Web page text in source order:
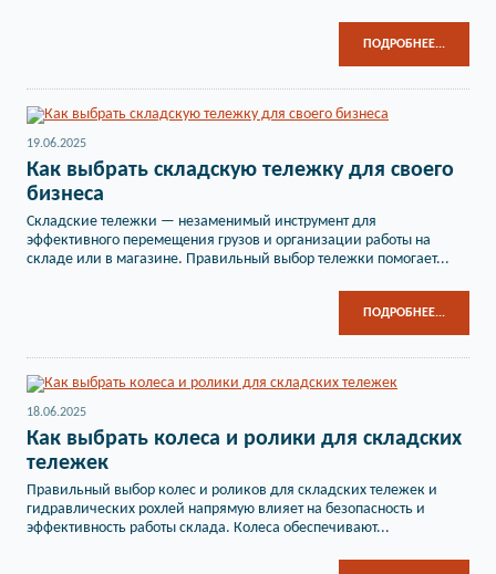
ПОДРОБНЕЕ...
19.06.2025
Как выбрать складскую тележку для своего
бизнеса
Складские тележки — незаменимый инструмент для
эффективного перемещения грузов и организации работы на
складе или в магазине. Правильный выбор тележки помогает...
ПОДРОБНЕЕ...
18.06.2025
Как выбрать колеса и ролики для складских
тележек
Правильный выбор колес и роликов для складских тележек и
гидравлических рохлей напрямую влияет на безопасность и
эффективность работы склада. Колеса обеспечивают...